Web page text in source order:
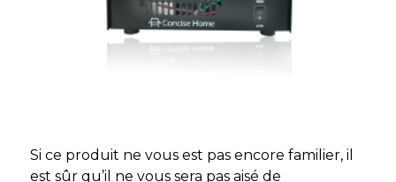
Si ce produit ne vous est pas encore familier, il
est sûr qu’il ne vous sera pas aisé de